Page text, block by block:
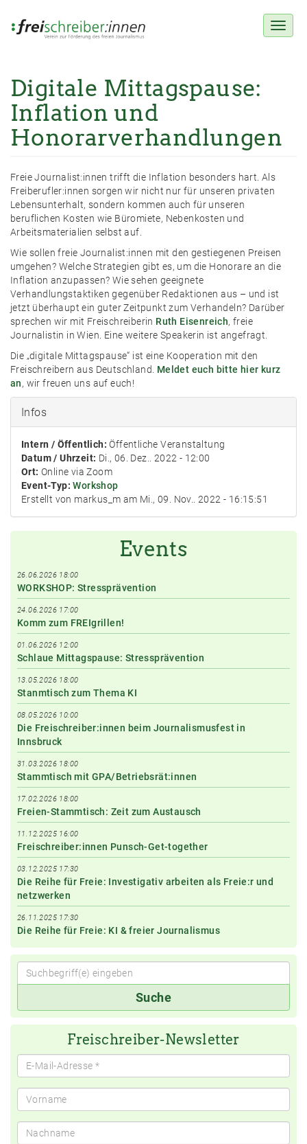
Direkt
zum
Inhalt
Toggle
Digitale Mittagspause:
Inflation und
Honorarverhandlungen
Freie Journalist:innen trifft die Inflation besonders hart. Als
Freiberufler:innen sorgen wir nicht nur für unseren privaten
Lebensunterhalt, sondern kommen auch für unseren
beruflichen Kosten wie Büromiete, Nebenkosten und
Arbeitsmaterialien selbst auf.
Wie sollen freie Journalist:innen mit den gestiegenen Preisen
umgehen? Welche Strategien gibt es, um die Honorare an die
Inflation anzupassen? Wie sehen geeignete
Verhandlungstaktiken gegenüber Redaktionen aus – und ist
jetzt überhaupt ein guter Zeitpunkt zum Verhandeln? Darüber
sprechen wir mit Freischreiberin Ruth Eisenreich, freie
Journalistin in Wien. Eine weitere Speakerin ist angefragt.
Die „digitale Mittagspause“ ist eine Kooperation mit den
Freischreibern aus Deutschland. Meldet euch bitte hier kurz
an, wir freuen uns auf euch!
Infos
Intern / Öffentlich:Öffentliche Veranstaltung
Datum / Uhrzeit: Di., 06. Dez.. 2022 - 12:00
Ort: Online via Zoom
Event-Typ:Workshop
Erstellt von markus_m am Mi., 09. Nov.. 2022 - 16:15:51
Events
26.06.2026 18:00
WORKSHOP: Stressprävention
24.06.2026 17:00
Komm zum FREIgrillen!
01.06.2026 12:00
Schlaue Mittagspause: Stressprävention
13.05.2026 18:00
Stanmtisch zum Thema KI
08.05.2026 10:00
Die Freischreiber:innen beim Journalismusfest in
Innsbruck
31.03.2026 18:00
Stammtisch mit GPA/Betriebsrät:innen
17.02.2026 18:00
Freien-Stammtisch: Zeit zum Austausch
11.12.2025 16:00
Freischreiber:innen Punsch-Get-together
03.12.2025 17:30
Die Reihe für Freie: Investigativ arbeiten als Freie:r und
netzwerken
26.11.2025 17:30
Die Reihe für Freie: KI & freier Journalismus
Suche
Freischreiber-Newsletter